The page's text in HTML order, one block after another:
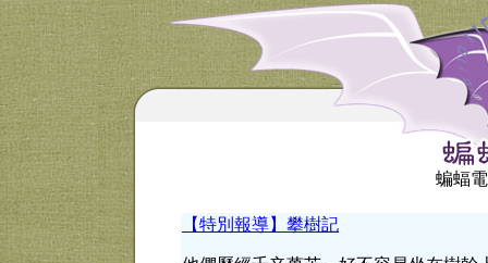
蝙蝠
【特別報導】攀樹記